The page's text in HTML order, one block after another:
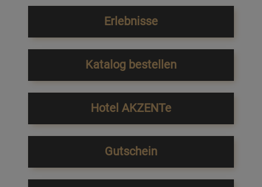
Erlebnisse
Katalog bestellen
Hotel AKZENTe
Gutschein